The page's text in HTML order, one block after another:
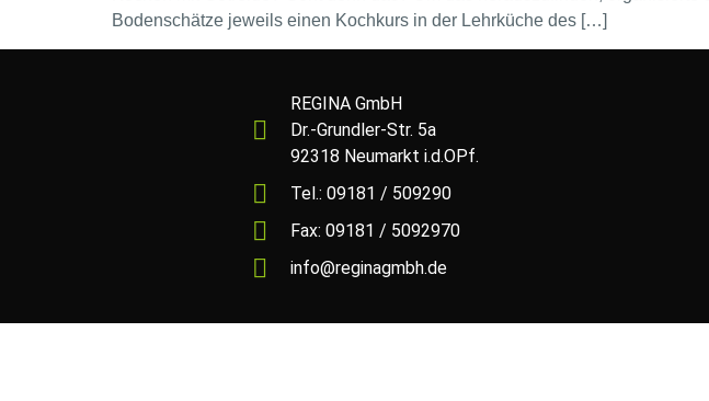
Bodenschätze jeweils einen Kochkurs in der Lehrküche des […]
REGINA GmbH
Dr.-Grundler-Str. 5a
92318 Neumarkt i.d.OPf.
Tel.: 09181 / 509290
Fax: 09181 / 5092970
info@reginagmbh.de